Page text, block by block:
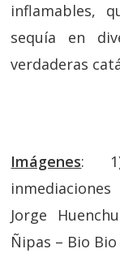
inflamables,
sequía en
verdaderas
Imágenes: 1)
Jorge
Ñipas – Bio